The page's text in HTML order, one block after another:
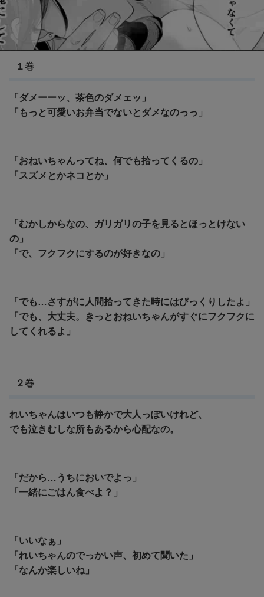
３月のライオン
１巻
「ダメーーッ、茶色のダメェッ」
「もっと可愛いお弁当でないとダメなのっっ」
「おねいちゃんってね、何でも拾ってくるの」
「スズメとかネコとか」
「むかしからなの、ガリガリの子を見るとほっとけない
の」
「で、フクフクにするのが好きなの」
「でも…さすがに人間拾ってきた時にはびっくりしたよ」
「でも、大丈夫。きっとおねいちゃんがすぐにフクフクに
してくれるよ」
２巻
れいちゃんはいつも静かで大人っぽいけれど、
でも泣きむしな所もあるから心配なの。
「だから…うちにおいでよっ」
「一緒にごはん食べよ？」
「いいなぁ」
「れいちゃんのでっかい声、初めて聞いた」
「なんか楽しいね」